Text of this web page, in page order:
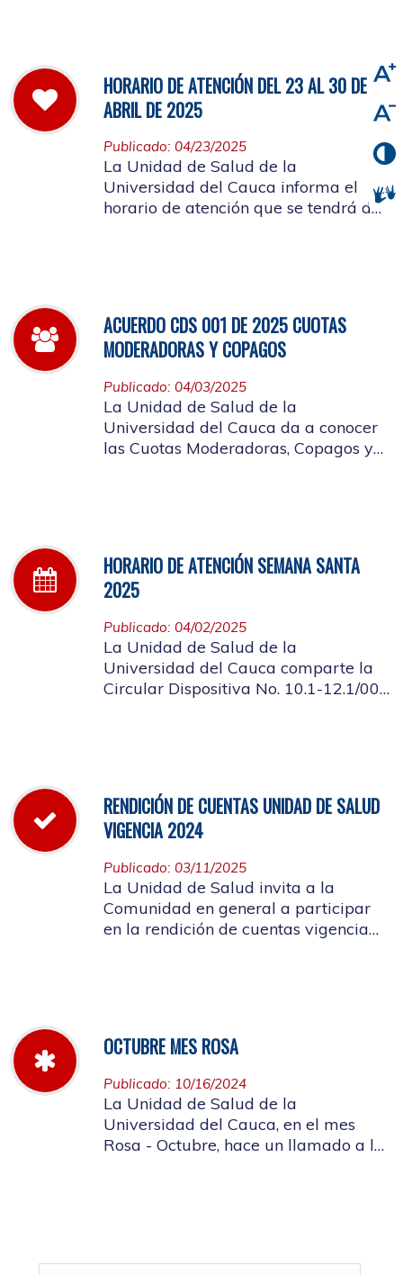
HORARIO DE ATENCIÓN DEL 23 AL 30 DE
ABRIL DE 2025
Publicado: 04/23/2025
La Unidad de Salud de la
Universidad del Cauca informa el
horario de atención que se tendrá del
ACUERDO CDS 001 DE 2025 CUOTAS
MODERADORAS Y COPAGOS
Publicado: 04/03/2025
La Unidad de Salud de la
Universidad del Cauca da a conocer
las Cuotas Moderadoras, Copagos y
HORARIO DE ATENCIÓN SEMANA SANTA
2025
Publicado: 04/02/2025
La Unidad de Salud de la
Universidad del Cauca comparte la
Circular Dispositiva No. 10.1-12.1/002
RENDICIÓN DE CUENTAS UNIDAD DE SALUD
VIGENCIA 2024
Publicado: 03/11/2025
La Unidad de Salud invita a la
Comunidad en general a participar
en la rendición de cuentas vigencia
OCTUBRE MES ROSA
Publicado: 10/16/2024
La Unidad de Salud de la
Universidad del Cauca, en el mes
Rosa - Octubre, hace un llamado a la